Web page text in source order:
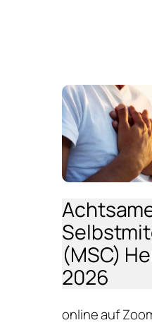
(MSC)
2026
online auf